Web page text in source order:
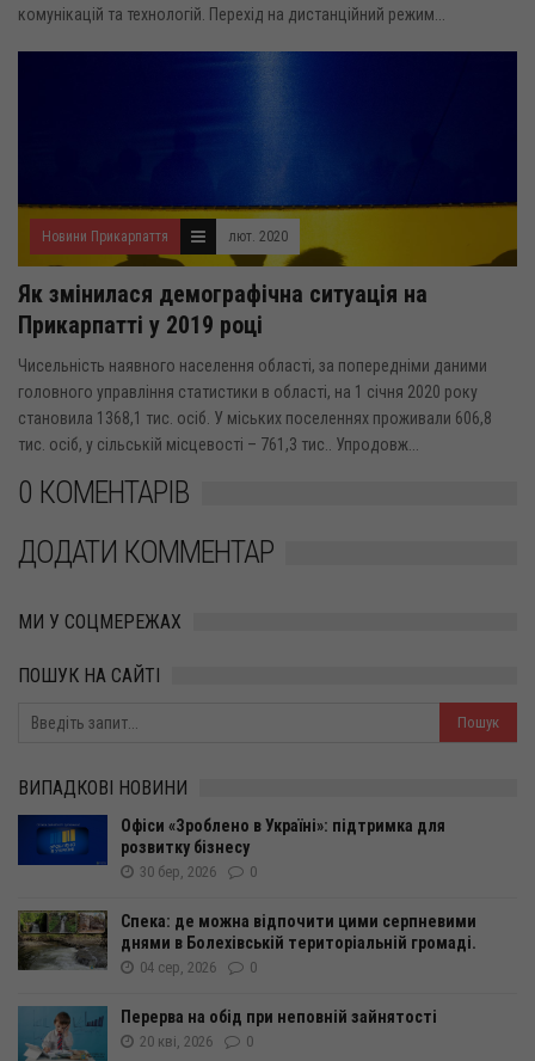
комунікацій та технологій. Перехід на дистанційний режим...
Новини Прикарпаття лют. 2020
Як змінилася демографічна ситуація на
Прикарпатті у 2019 році
Чисельність наявного населення області, за попередніми даними
головного управління статистики в області, на 1 січня 2020 року
становила 1368,1 тис. осіб. У міських поселеннях проживали 606,8
тис. осіб, у сільській місцевості – 761,3 тис.. Упродовж...
0 КОМЕНТАРІВ
ДОДАТИ КОММЕНТАР
МИ У СОЦМЕРЕЖАХ
ПОШУК НА САЙТІ
ВИПАДКОВІ НОВИНИ
Офіси «Зроблено в Україні»: підтримка для
розвитку бізнесу
30 бер, 2026 0
Спека: де можна відпочити цими серпневими
днями в Болехівській територіальній громаді.
04 сер, 2026 0
Перерва на обід при неповній зайнятості
20 кві, 2026 0